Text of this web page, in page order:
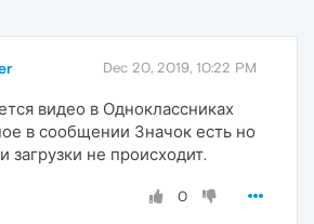
Dec 20, 2019, 10:22 PM
видео в Одноклассниках
в сообщении Значок есть но
загрузки не происходит.
0